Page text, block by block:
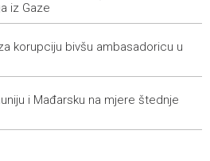
2030.
put izravno dobio sredstva
marks important
iz Gaze
korupciju bivšu ambasadoricu u
i Mađarsku na mjere štednje